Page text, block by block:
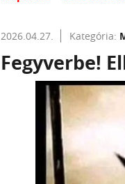
2026.04.27. Kategória:
Fegyverbe!